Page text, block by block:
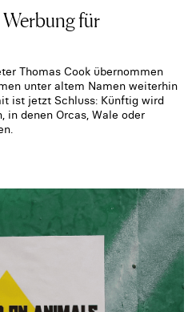
für
Thomas Cook übernommen
unter altem Namen weiterhin
ist jetzt Schluss: Künftig wird
in denen Orcas, Wale oder